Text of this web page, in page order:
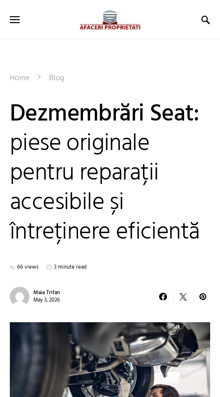
Home Blog
Dezmembrări Seat:
piese originale
pentru reparații
accesibile și
întreținere eficientă
66 views 3 minute read
Maia Trifan
May 3, 2026